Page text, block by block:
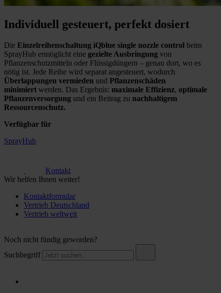
Individuell gesteuert, perfekt dosiert
Die Einzelreihenschaltung iQblue single nozzle control beim
SprayHub ermöglicht eine gezielte Ausbringung von
Pflanzenschutzmitteln oder Flüssigdüngern – genau dort, wo es
nötig ist. Jede Reihe wird separat angesteuert, wodurch
Überlappungen vermieden und Pflanzenschäden
minimiert werden. Das Ergebnis: maximale Effizienz, optimale
Pflanzenversorgung und ein Beitrag zu nachhaltigem
Ressourcenschutz.
Verfügbar für
SprayHub
Kontakt
Wir helfen Ihnen weiter!
Kontaktformular
Vertrieb Deutschland
Vertrieb weltweit
Noch nicht fündig geworden?
Suchbegriff